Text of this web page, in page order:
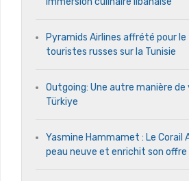
Pyramids Airlines affrété pour
touristes russes sur la Tunisie
Outgoing: Une autre manière de
Türkiye
Yasmine Hammamet : Le Corail
peau neuve et enrichit son offre